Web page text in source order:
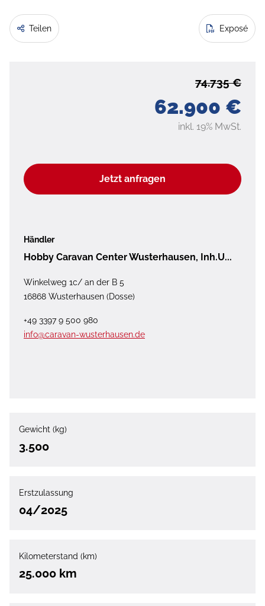
Teilen Exposé
62.900 €
74.735 €
inkl. 19% MwSt.
Jetzt anfragen
Händler
Hobby Caravan Center Wusterhausen, Inh.U...
Winkelweg 1c/ an der B 5
16868 Wusterhausen (Dosse)
+49 3397 9 500 980
info@caravan-wusterhausen.de
Gewicht (kg)
3.500
Erstzulassung
04/2025
Kilometerstand (km)
25.000 km